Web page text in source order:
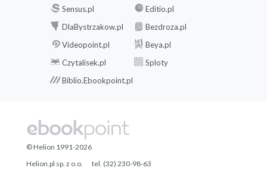
Sensus.pl
Editio.pl
DlaBystrzakow.pl
Bezdroza.pl
Videopoint.pl
Beya.pl
Czytalisek.pl
Sploty
Biblio.Ebookpoint.pl
© Helion 1991-2026
Helion.pl sp. z o.o.
tel. (32) 230-98-63